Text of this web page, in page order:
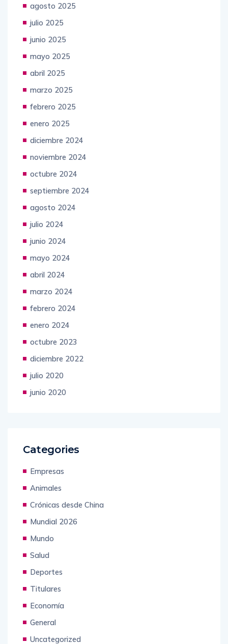
agosto 2025
julio 2025
junio 2025
mayo 2025
abril 2025
marzo 2025
febrero 2025
enero 2025
diciembre 2024
noviembre 2024
octubre 2024
septiembre 2024
agosto 2024
julio 2024
junio 2024
mayo 2024
abril 2024
marzo 2024
febrero 2024
enero 2024
octubre 2023
diciembre 2022
julio 2020
junio 2020
Categories
Empresas
Animales
Crónicas desde China
Mundial 2026
Mundo
Salud
Deportes
Titulares
Economía
General
Uncategorized